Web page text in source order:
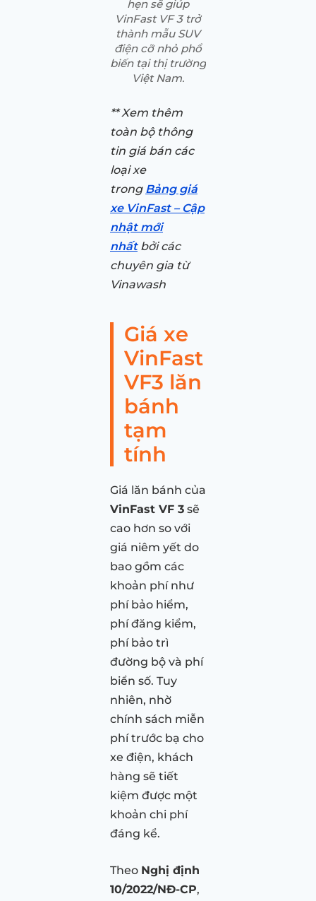
hẹn sẽ giúp
VinFast VF 3 trở
thành mẫu SUV
điện cỡ nhỏ phổ
biến tại thị trường
Việt Nam.
** Xem thêm
toàn bộ thông
tin giá bán các
loại xe
trong Bảng giá
xe VinFast – Cập
nhật mới
nhấtbởi các
chuyên gia từ
Vinawash
Giá xe
VinFast
VF3 lăn
bánh
tạm
tính
Giá lăn bánh của
VinFast VF 3 sẽ
cao hơn so với
giá niêm yết do
bao gồm các
khoản phí như
phí bảo hiểm,
phí đăng kiểm,
phí bảo trì
đường bộ và phí
biển số. Tuy
nhiên, nhờ
chính sách miễn
phí trước bạ cho
xe điện, khách
hàng sẽ tiết
kiệm được một
khoản chi phí
đáng kể.
Theo Nghị định
10/2022/NĐ-CP,